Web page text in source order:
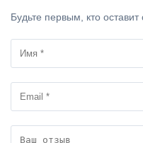
Будьте первым, кто оставит